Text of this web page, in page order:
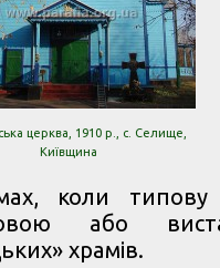
церква, 1910 р., с. Селище,
Київщина
коли
або
храмів.